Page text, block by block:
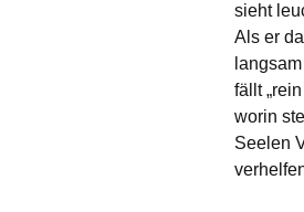
sieht
Als er
fällt
worin
Seelen